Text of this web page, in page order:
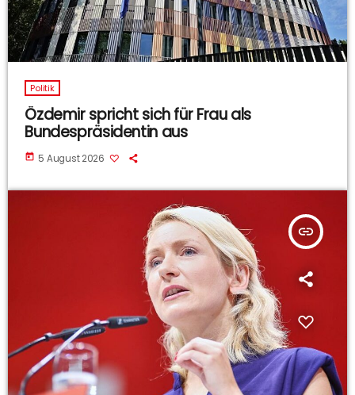
Politik
Özdemir spricht sich für Frau als
Bundespräsidentin aus
today 5 August 2026
insert_link